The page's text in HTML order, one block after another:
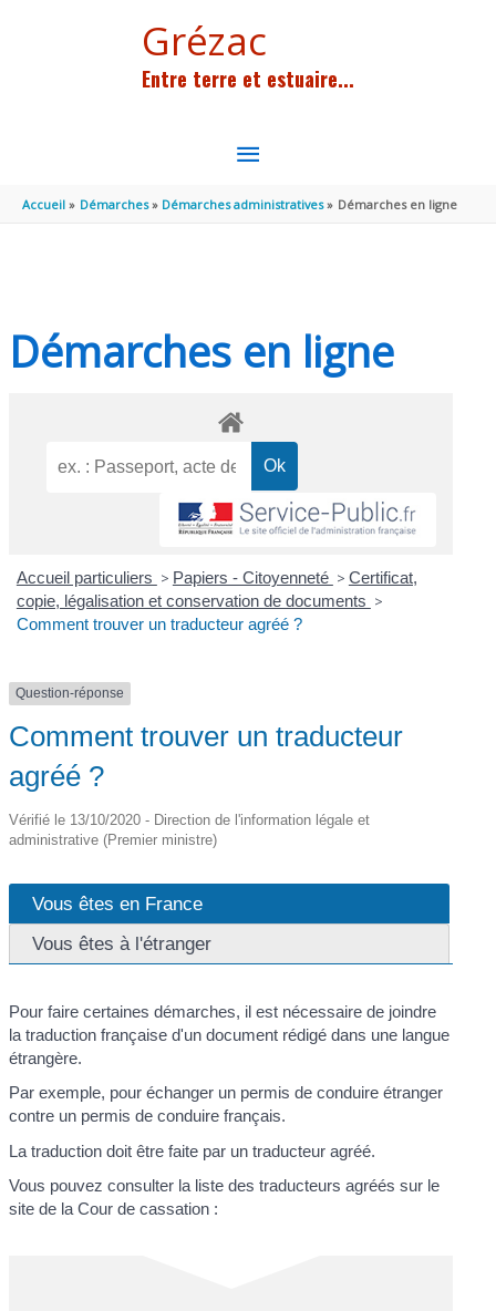
Grézac
Entre terre et estuaire...
MENU
PRINCIPAL
Accueil Démarches Démarches administratives Démarches en ligne
Démarches en ligne
Accueil particuliers > Papiers - Citoyenneté > Certificat,
copie, légalisation et conservation de documents >
Comment trouver un traducteur agréé ?
Question-réponse
Comment trouver un traducteur
agréé ?
Vérifié le 13/10/2020 - Direction de l'information légale et
administrative (Premier ministre)
Vous êtes en France
Vous êtes à l'étranger
Pour faire certaines démarches, il est nécessaire de joindre
la traduction française d'un document rédigé dans une langue
étrangère.
Par exemple, pour échanger un permis de conduire étranger
contre un permis de conduire français.
La traduction doit être faite par un traducteur agréé.
Vous pouvez consulter la liste des traducteurs agréés sur le
site de la Cour de cassation :